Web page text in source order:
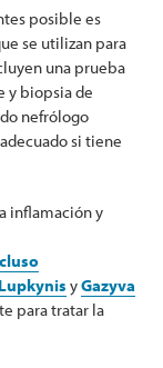
posible es
se utilizan para
una prueba
y biopsia de
nefrólogo
si tiene
inflamación y
Lupkynis yGazyva
para tratar la